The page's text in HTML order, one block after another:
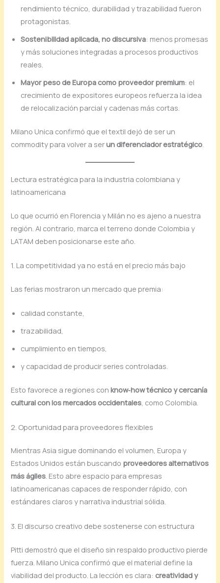
rendimiento técnico, durabilidad y trazabilidad fueron
protagonistas.
Sostenibilidad aplicada, no discursiva: menos promesas
y más soluciones integradas a procesos productivos
reales.
Mayor peso de Europa como proveedor premium: el
crecimiento de expositores europeos refuerza la idea
de relocalización parcial y cadenas más cortas.
Milano Unica confirmó que el textil dejó de ser un
commodity para volver a serun diferenciador estratégico
Lectura estratégica para la industria colombiana y
latinoamericana
Lo que ocurrió en Florencia y Milán no es ajeno a nuestra
región. Al contrario, marca el terreno donde Colombia y
LATAM deben posicionarse este año.
1. La competitividad ya no está en el precio más bajo
Las ferias mostraron un mercado que premia:
calidad constante,
trazabilidad,
cumplimiento en tiempos,
y capacidad de producir series controladas.
Esto favorece a regiones conknow‑how técnico y cercanía
cultural con los mercados occidentales, como Colombia.
2. Oportunidad para proveedores flexibles
Mientras Asia sigue dominando el volumen, Europa y
Estados Unidos están buscando proveedores alternativos
más ágiles. Esto abre espacio para empresas
latinoamericanas capaces de responder rápido, con
estándares claros y narrativa industrial sólida.
3. El discurso creativo debe sostenerse con estructura
Pitti demostró que el diseño sin respaldo productivo pierde
fuerza. Milano Unica confirmó que el material define la
viabilidad del producto. La lección es clara:creatividad y